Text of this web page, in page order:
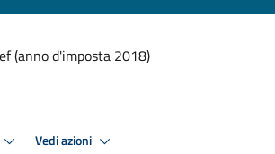
(anno d'imposta 2018)
Vedi azioni